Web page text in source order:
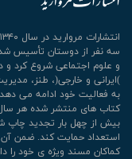
سه نفر از دوستان تأسیس شد.
و علوم اجتماعی شروع کرد و
)ایرانی و خارجی(، طنز،
بیش از چهل بار تجدید چاپ
استعداد حمایت کند. ضمن آن
کماکان مسند ویژه ی خود را